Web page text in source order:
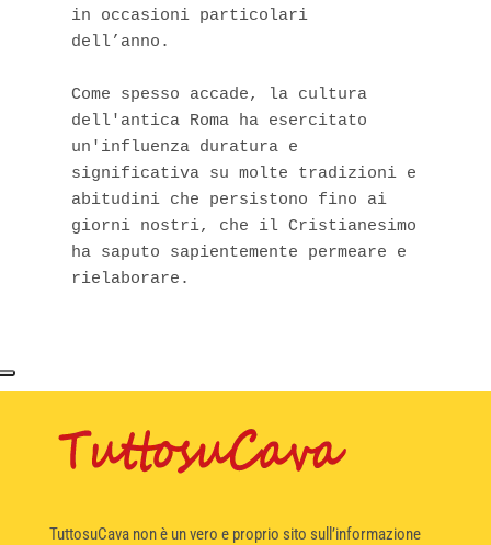
in occasioni particolari
dell’anno.
Come spesso accade, la cultura
dell'antica Roma ha esercitato
un'influenza duratura e
significativa su molte tradizioni e
abitudini che persistono fino ai
giorni nostri, che il Cristianesimo
ha saputo sapientemente permeare e
rielaborare.
TuttosuCava non è un vero e proprio sito sull’informazione